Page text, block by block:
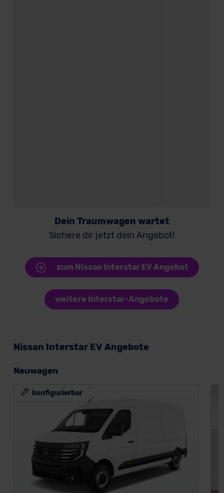
Dein Traumwagen wartet
Sichere dir jetzt dein Angebot!
zum Nissan Interstar EV Angebot
weitere Interstar-Angebote
Nissan Interstar EV Angebote
Neuwagen
konfigurierbar